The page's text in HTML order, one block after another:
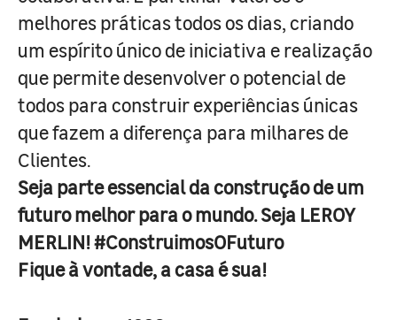
melhores práticas todos os dias, criando
um espírito único de iniciativa e realização
que permite desenvolver o potencial de
todos para construir experiências únicas
que fazem a diferença para milhares de
Clientes.
Seja parte essencial da construção de um
futuro melhor para o mundo. Seja LEROY
MERLIN! #ConstruimosOFuturo
Fique à vontade, a casa é sua!